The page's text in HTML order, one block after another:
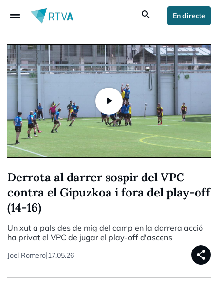
drag_handle search En directe
Derrota al darrer sospir del VPC
contra el Gipuzkoa i fora del play-off
(14-16)
Un xut a pals des de mig del camp en la darrera acció
ha privat el VPC de jugar el play-off d'ascens
Joel Romero|17.05.26 share